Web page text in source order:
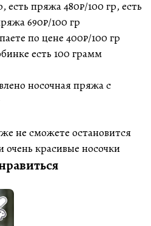
есть пряжа 480₽/100 гр, есть
690₽/100 гр
по цене 400₽/100 гр
есть 100 грамм
носочная пряжа с
не сможете остановится
очень красивые носочки